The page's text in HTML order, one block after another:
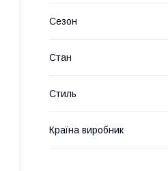
Сезон
Стан
Стиль
Країна виробник